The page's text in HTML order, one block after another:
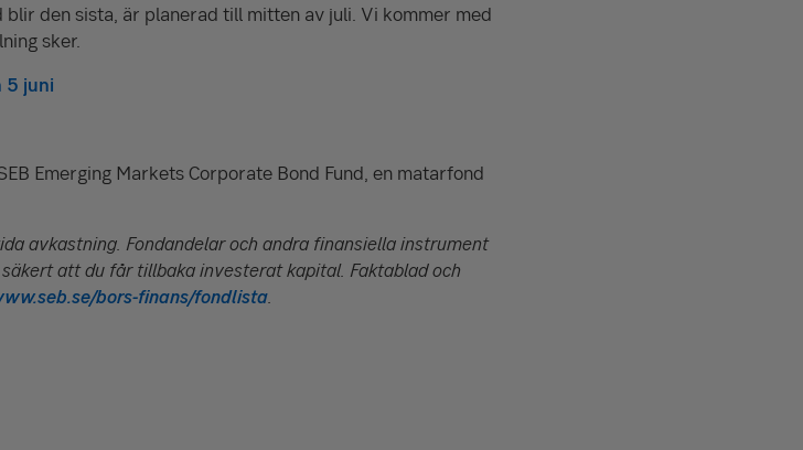
den sista, är planerad till mitten av juli. Vi kommer med
sker.
5 juni
Emerging Markets Corporate Bond Fund, en matarfond
avkastning. Fondandelar och andra finansiella instrument
att du får tillbaka investerat kapital. Faktablad och
bors-finans/fondlista.